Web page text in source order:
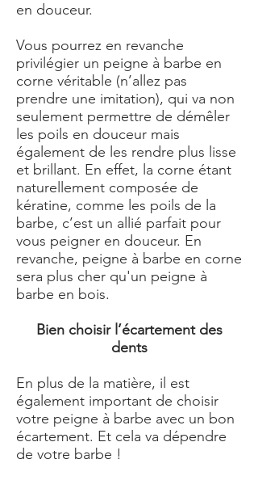
en douceur.
Vous pourrez en revanche
privilégier un peigne à barbe en
corne véritable (n’allez pas
prendre une imitation), qui va non
seulement permettre de démêler
les poils en douceur mais
également de les rendre plus lisse
et brillant. En effet, la corne étant
naturellement composée de
kératine, comme les poils de la
barbe, c’est un allié parfait pour
vous peigner en douceur. En
revanche, peigne à barbe en corne
sera plus cher qu'un peigne à
barbe en bois.
Bien choisir l’écartement des
dents
En plus de la matière, il est
également important de choisir
votre peigne à barbe avec un bon
écartement. Et cela va dépendre
de votre barbe !